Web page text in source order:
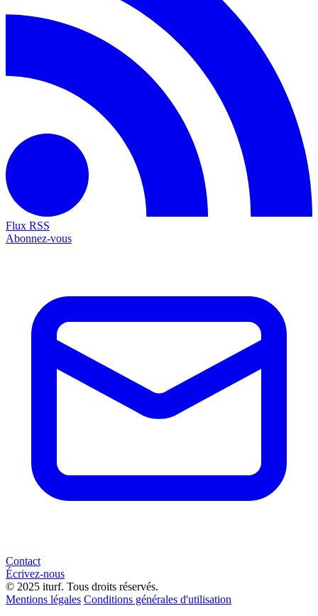
Flux RSS
Abonnez-vous
Contact
Écrivez-nous
© 2025 iturf. Tous droits réservés.
Mentions légales Conditions générales d'utilisation